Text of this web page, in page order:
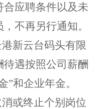
合应聘条件以及未
，不再另行通知。
新云台码头有限
待遇按照公司薪酬
”和企业年金。
或终止个别岗位